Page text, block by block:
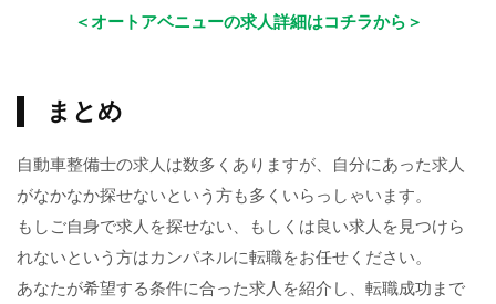
＜オートアベニューの求人詳細はコチラから＞
まとめ
自動車整備士の求人は数多くありますが、自分にあった求人
がなかなか探せないという方も多くいらっしゃいます。
もしご自身で求人を探せない、もしくは良い求人を見つけら
れないという方はカンパネルに転職をお任せください。
あなたが希望する条件に合った求人を紹介し、転職成功まで